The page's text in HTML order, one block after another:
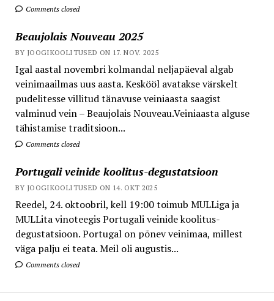
Comments closed
Beaujolais Nouveau 2025
BY JOOGIKOOLITUSED ON 17. NOV. 2025
Igal aastal novembri kolmandal neljapäeval algab
veinimaailmas uus aasta. Keskööl avatakse värskelt
pudelitesse villitud tänavuse veiniaasta saagist
valminud vein – Beaujolais Nouveau.Veiniaasta alguse
tähistamise traditsioon...
Comments closed
Portugali veinide koolitus-degustatsioon
BY JOOGIKOOLITUSED ON 14. OKT 2025
Reedel, 24. oktoobril, kell 19:00 toimub MULLiga ja
MULLita vinoteegis Portugali veinide koolitus-
degustatsioon. Portugal on põnev veinimaa, millest
väga palju ei teata. Meil oli augustis...
Comments closed